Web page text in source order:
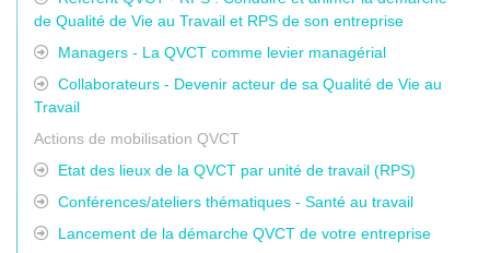
de Qualité de Vie au Travail et RPS de son entreprise
Managers - La QVCT comme levier managérial
Collaborateurs - Devenir acteur de sa Qualité de Vie au
Travail
Actions de mobilisation QVCT
Etat des lieux de la QVCT par unité de travail (RPS)
Conférences/ateliers thématiques - Santé au travail
Lancement de la démarche QVCT de votre entreprise